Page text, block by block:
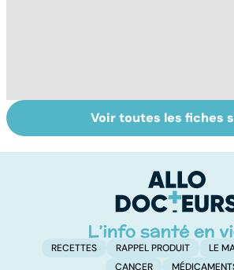
Gynéco : un suivi
pour la vie
étroits
Voir toutes les fiches
RECETTES RAPPEL PRODUIT
LE
CANCER